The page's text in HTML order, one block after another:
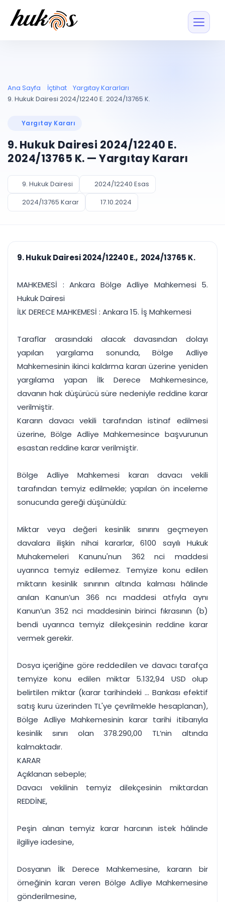
Entegrasyonu
UYAP ile otomatik
UYAP Evrak
Entegrasyonu
UETS Entegrasyonu
Tebligatları anında
Müvekkil ve taraf
Vekalet
PLANLAMA & TAKİP
Pano ve Takip
Duruşma ve görev
takvimi
Bildirim
Süreleri asla kaçırmayın
AKILLI & FİNANS
takibi
rapor
Tek panelde uçtan uca yönetim
Tüm özellikleri inceleyin Ücretsiz Başlayın
Blog
Ücretsiz Başlayın Giriş Yap
Ana Sayfa İçtihat
Yargıtay Kararları
9. Hukuk Dairesi 2024/12240 E. 2024/13765 K.
Yargıtay Kararı
9. Hukuk Dairesi 2024/12240 E.
2024/13765 K. — Yargıtay Kararı
9. Hukuk Dairesi
2024/12240 Esas
2024/13765 Karar
17.10.2024
9. Hukuk Dairesi 2024/12240 E., 2024/13765 K.
MAHKEMESİ : Ankara Bölge Adliye Mahkemesi 5.
Hukuk Dairesi
İLK DERECE MAHKEMESİ : Ankara 15. İş Mahkemesi
Taraflar arasındaki alacak davasından dolayı
yapılan yargılama sonunda, Bölge Adliye
Mahkemesinin ikinci kaldırma kararı üzerine yeniden
yargılama yapan İlk Derece Mahkemesince,
davanın hak düşürücü süre nedeniyle reddine karar
verilmiştir.
Kararın davacı vekili tarafından istinaf edilmesi
üzerine, Bölge Adliye Mahkemesince başvurunun
esastan reddine karar verilmiştir.
Bölge Adliye Mahkemesi kararı davacı vekili
tarafından temyiz edilmekle; yapılan ön inceleme
sonucunda gereği düşünüldü:
Miktar veya değeri kesinlik sınırını geçmeyen
davalara ilişkin nihai kararlar, 6100 sayılı Hukuk
Muhakemeleri Kanunu'nun 362 nci maddesi
uyarınca temyiz edilemez. Temyize konu edilen
miktarın kesinlik sınırının altında kalması hâlinde
anılan Kanun’un 366 ncı maddesi atfıyla aynı
Kanun’un 352 nci maddesinin birinci fıkrasının (b)
bendi uyarınca temyiz dilekçesinin reddine karar
vermek gerekir.
Dosya içeriğine göre reddedilen ve davacı tarafça
temyize konu edilen miktar 5.132,94 USD olup
belirtilen miktar (karar tarihindeki ... Bankası efektif
satış kuru üzerinden TL'ye çevrilmekle hesaplanan),
Bölge Adliye Mahkemesinin karar tarihi itibarıyla
kesinlik sınırı olan 378.290,00 TL’nin altında
kalmaktadır.
KARAR
Açıklanan sebeple;
Davacı vekilinin temyiz dilekçesinin miktardan
REDDİNE,
Peşin alınan temyiz karar harcının istek hâlinde
ilgiliye iadesine,
Dosyanın İlk Derece Mahkemesine, kararın bir
örneğinin kararı veren Bölge Adliye Mahkemesine
gönderilmesine,